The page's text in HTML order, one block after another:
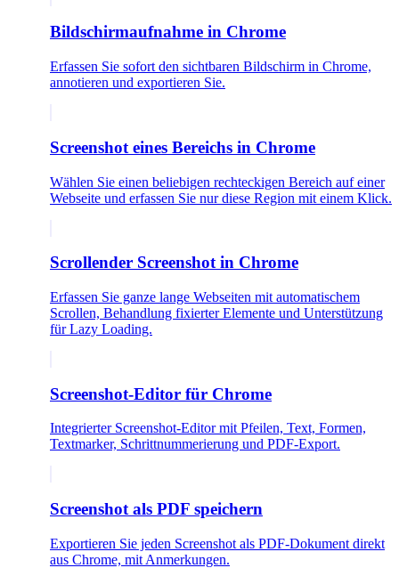
Bildschirmaufnahme in Chrome
Erfassen Sie sofort den sichtbaren Bildschirm in Chrome,
annotieren und exportieren Sie.
Screenshot eines Bereichs in Chrome
Wählen Sie einen beliebigen rechteckigen Bereich auf einer
Webseite und erfassen Sie nur diese Region mit einem Klick.
Scrollender Screenshot in Chrome
Erfassen Sie ganze lange Webseiten mit automatischem
Scrollen, Behandlung fixierter Elemente und Unterstützung
für Lazy Loading.
Screenshot-Editor für Chrome
Integrierter Screenshot-Editor mit Pfeilen, Text, Formen,
Textmarker, Schrittnummerierung und PDF-Export.
Screenshot als PDF speichern
Exportieren Sie jeden Screenshot als PDF-Dokument direkt
aus Chrome, mit Anmerkungen.